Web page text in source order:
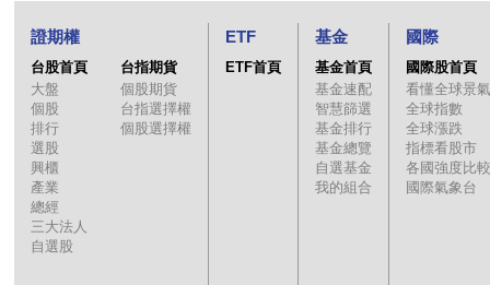
證期權
台股首頁
大盤
個股
排行
選股
興櫃
產業
總經
三大法人
自選股
台指期貨
個股期貨
台指選擇權
個股選擇權
ETF
ETF首頁
基金
基金首頁
基金速配
智慧篩選
基金排行
基金總覽
自選基金
我的組合
國際
國際股首頁
看懂全球景氣
全球指數
全球漲跌
指標看股市
各國強度比較
國際氣象台